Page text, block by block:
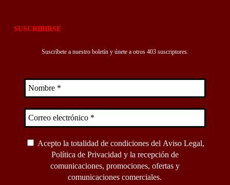
SUSCRIBIRSE
Suscríbete a nuestro boletín y únete a otros 403 suscriptores.
Acepto la totalidad de condiciones del Aviso Legal,
Política de Privacidad y la recepción de
comunicaciones, promociones, ofertas y
comunicaciones comerciales.